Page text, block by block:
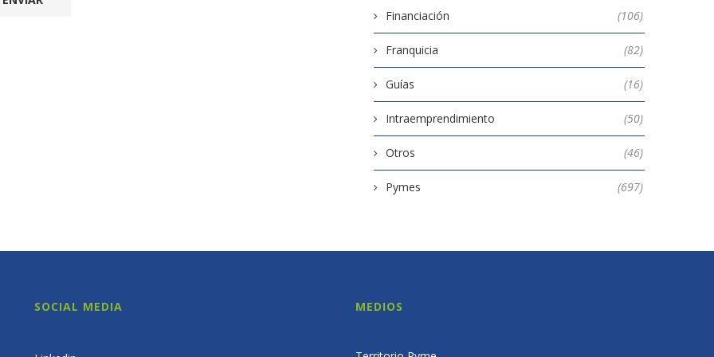
Financiación (106)
Franquicia (82)
Guías (16)
Intraemprendimiento (50)
Otros (46)
Pymes (697)
SOCIAL MEDIA MEDIOS